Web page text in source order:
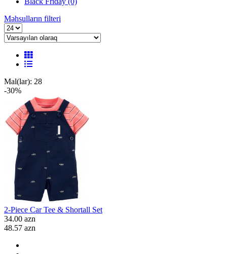
Məhsulların filteri
Mal(lar): 28
-30%
2-Piece Car Tee & Shortall Set
34.00 azn
48.57 azn